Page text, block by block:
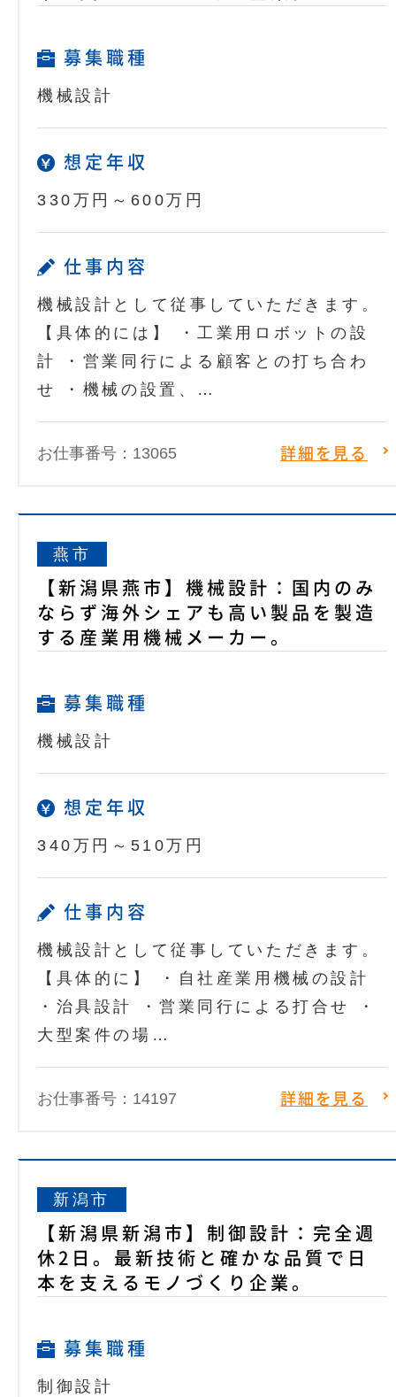
募集職種
機械設計
想定年収
330万円～600万円
仕事内容
機械設計として従事していただきます。
【具体的には】 ・工業用ロボットの設
計 ・営業同行による顧客との打ち合わ
せ ・機械の設置、…
お仕事番号：13065 詳細を見る
燕市
【新潟県燕市】機械設計：国内のみ
ならず海外シェアも高い製品を製造
する産業用機械メーカー。
募集職種
機械設計
想定年収
340万円～510万円
仕事内容
機械設計として従事していただきます。
【具体的に】 ・自社産業用機械の設計
・治具設計 ・営業同行による打合せ ・
大型案件の場…
お仕事番号：14197 詳細を見る
新潟市
【新潟県新潟市】制御設計：完全週
休2日。最新技術と確かな品質で日
本を支えるモノづくり企業。
募集職種
制御設計